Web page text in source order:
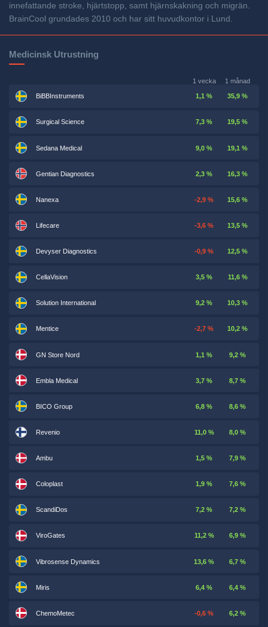
innefattande stroke, hjärtstopp, samt hjärnskakning och migrän.
BrainCool grundades 2010 och har sitt huvudkontor i Lund.
Medicinsk Utrustning
1 vecka 1 månad
BiBBInstruments 1,1 % 35,9 %
Surgical Science 7,3 % 19,5 %
Sedana Medical 9,0 % 19,1 %
Gentian Diagnostics 2,3 % 16,3 %
Nanexa -2,9 % 15,6 %
Lifecare -3,6 % 13,5 %
Devyser Diagnostics -0,9 % 12,5 %
CellaVision 3,5 % 11,6 %
Solution International 9,2 % 10,3 %
Mentice -2,7 % 10,2 %
GN Store Nord 1,1 % 9,2 %
Embla Medical 3,7 % 8,7 %
BICO Group 6,8 % 8,6 %
Revenio 11,0 % 8,0 %
Ambu 1,5 % 7,9 %
Coloplast 1,9 % 7,6 %
ScandiDos 7,2 % 7,2 %
ViroGates 11,2 % 6,9 %
Vibrosense Dynamics 13,6 % 6,7 %
Miris 6,4 % 6,4 %
ChemoMetec -0,6 % 6,2 %